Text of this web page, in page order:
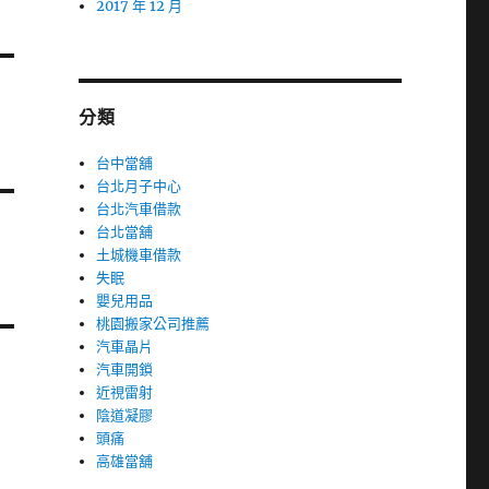
2017 年 12 月
分類
台中當舖
台北月子中心
台北汽車借款
台北當舖
土城機車借款
失眠
嬰兒用品
桃園搬家公司推薦
汽車晶片
汽車開鎖
近視雷射
陰道凝膠
頭痛
高雄當舖